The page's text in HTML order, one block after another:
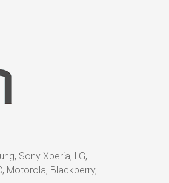
Sony Xperia, LG,
Motorola, Blackberry,